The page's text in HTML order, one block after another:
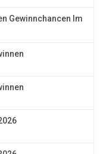
Gewinnchancen Im